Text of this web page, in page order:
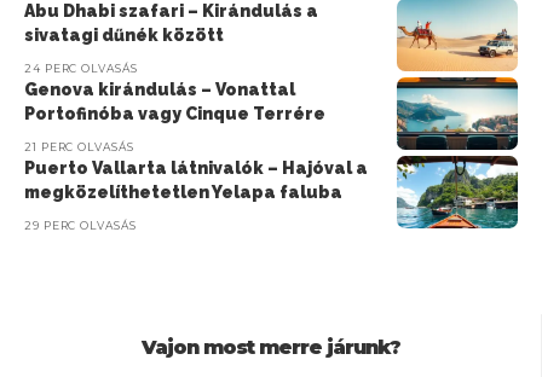
Abu Dhabi szafari – Kirándulás a
sivatagi dűnék között
24 PERC OLVASÁS
Genova kirándulás – Vonattal
Portofinóba vagy Cinque Terrére
21 PERC OLVASÁS
Puerto Vallarta látnivalók – Hajóval a
megközelíthetetlen Yelapa faluba
29 PERC OLVASÁS
Vajon most merre járunk?